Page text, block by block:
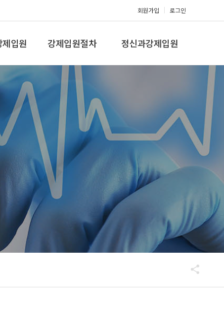
회원가입 로그인
입원
,치매
강제입원절차
강제입원절차
정신과강제입원